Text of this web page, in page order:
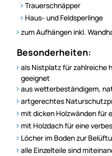
Trauerschnäpper
Haus- und Feldsperlinge
zum Aufhängen inkl.
Besonderheiten:
als Nistplatz für zahlreiche
geeignet
aus wetterbeständigem,
artgerechtes
mit dicken Holzwänden für
mit Holzdach für eine
Löcher im Boden zur
alle Einzelteile sind